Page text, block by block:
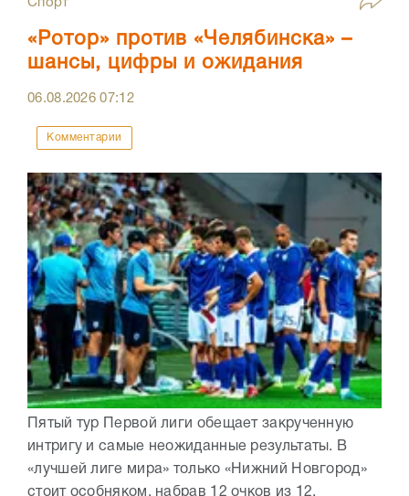
Спорт
«Ротор» против «Челябинска» –
шансы, цифры и ожидания
06.08.202607:12
Комментарии
Пятый тур Первой лиги обещает закрученную
интригу и самые неожиданные результаты. В
«лучшей лиге мира» только «Нижний Новгород»
стоит особняком, набрав 12 очков из 12,